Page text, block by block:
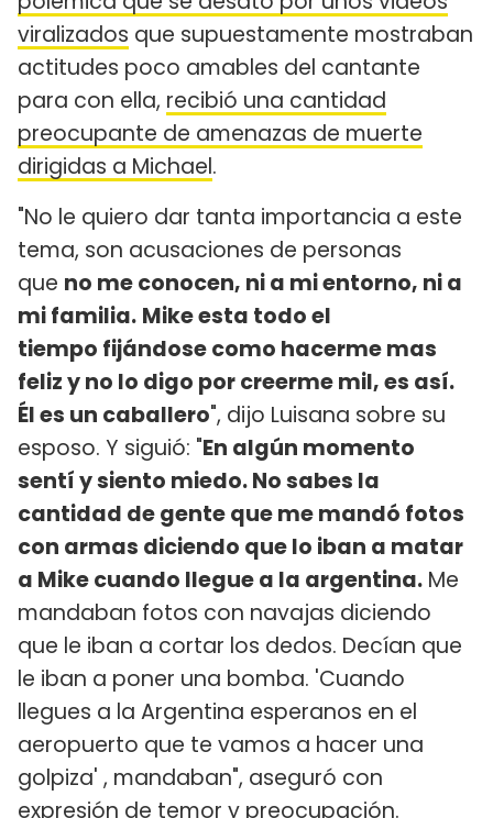
viralizados que supuestamente mostraban
actitudes poco amables del cantante
para con ella, recibió una cantidad
preocupante de amenazas de muerte
dirigidas a Michael.
"No le quiero dar tanta importancia a este
tema, son acusaciones de personas
que no me conocen, ni a mi entorno, ni a
mi familia. Mike esta todo el
tiempo fijándose como hacerme mas
feliz y no lo digo por creerme mil, es así.
Él es un caballero", dijo Luisana sobre su
esposo. Y siguió: "En algún momento
sentí y siento miedo. No sabes la
cantidad de gente que me mandó fotos
con armas diciendo que lo iban a matar
a Mike cuando llegue a la argentina. Me
mandaban fotos con navajas diciendo
que le iban a cortar los dedos. Decían que
le iban a poner una bomba. 'Cuando
llegues a la Argentina esperanos en el
aeropuerto que te vamos a hacer una
golpiza' , mandaban", aseguró con
expresión de temor y preocupación.